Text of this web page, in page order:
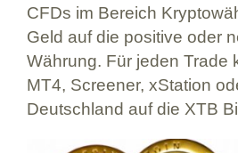
CFDs im Bereich
Geld auf die positive oder
Währung. Für jeden Trade
MT4, Screener, xStation
Deutschland auf die XTB